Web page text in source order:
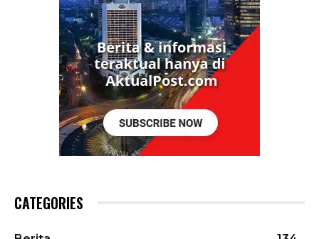
CATEGORIES